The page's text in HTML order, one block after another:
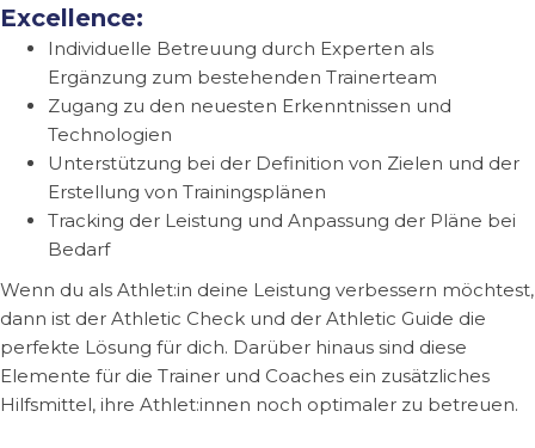
Excellence:
Individuelle Betreuung durch Experten als
Ergänzung zum bestehenden Trainerteam
Zugang zu den neuesten Erkenntnissen und
Technologien
Unterstützung bei der Definition von Zielen und der
Erstellung von Trainingsplänen
Tracking der Leistung und Anpassung der Pläne bei
Bedarf
Wenn du als Athlet:in deine Leistung verbessern möchtest,
dann ist der Athletic Check und der Athletic Guide die
perfekte Lösung für dich. Darüber hinaus sind diese
Elemente für die Trainer und Coaches ein zusätzliches
Hilfsmittel, ihre Athlet:innen noch optimaler zu betreuen.